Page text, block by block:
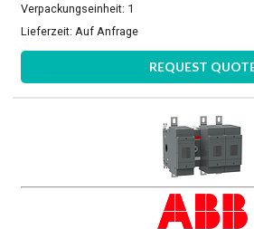
Verpackungseinheit: 1
Lieferzeit: Auf Anfrage
REQUEST